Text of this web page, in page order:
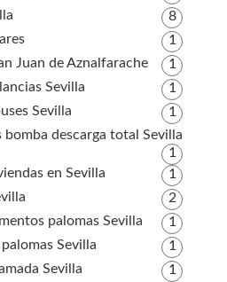
8
1
Juan de Aznalfarache
1
Sevilla
1
Sevilla
1
descarga total Sevilla
1
en Sevilla
1
2
palomas Sevilla
1
Sevilla
1
Sevilla
1